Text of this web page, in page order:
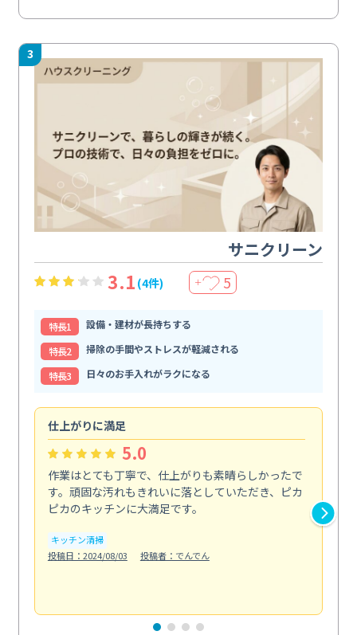
3
サニクリーン
3.1 (4件) ＋ 5
特⻑1
設備・建材が長持ちする
特⻑2
掃除の手間やストレスが軽減される
特⻑3
日々のお手入れがラクになる
仕上がりに満足
5.0
作業はとても丁寧で、仕上がりも素晴らしかったで
す。頑固な汚れもきれいに落としていただき、ピカ
ピカのキッチンに大満足です。
キッチン清掃
投稿日：2024/08/03
投稿者：でんでん